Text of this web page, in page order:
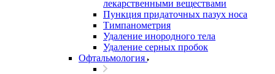
лекарственными веществами
Пункция придаточных пазух носа
Тимпанометрия
Удаление инородного тела
Удаление серных пробок
Офтальмология